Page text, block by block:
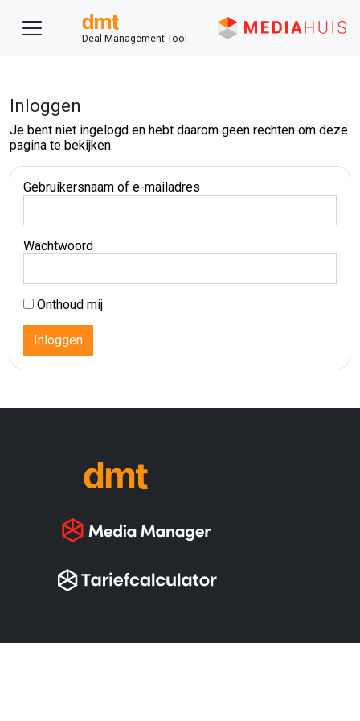
Deal Management Tool
Inloggen
Je bent niet ingelogd en hebt daarom geen rechten om deze
pagina te bekijken.
Gebruikersnaam of e-mailadres
Wachtwoord
Onthoud mij